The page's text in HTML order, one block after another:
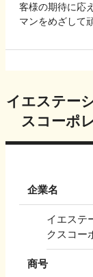
客様の期待に応
マンをめざして
イエステー
スコーポ
企業名
イエステ
クスコー
商号